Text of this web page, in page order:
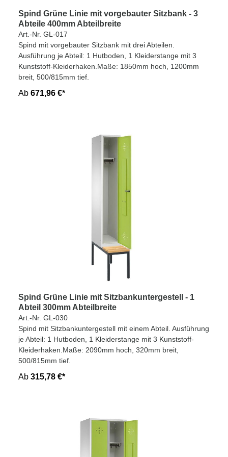
Spind Grüne Linie mit vorgebauter Sitzbank - 3
Abteile 400mm Abteilbreite
Art.-Nr. GL-017
Spind mit vorgebauter Sitzbank mit drei Abteilen.
Ausführung je Abteil: 1 Hutboden, 1 Kleiderstange mit 3
Kunststoff-Kleiderhaken.Maße: 1850mm hoch, 1200mm
breit, 500/815mm tief.
Ab 671,96 €*
Spind Grüne Linie mit Sitzbankuntergestell - 1
Abteil 300mm Abteilbreite
Art.-Nr. GL-030
Spind mit Sitzbankuntergestell mit einem Abteil. Ausführung
je Abteil: 1 Hutboden, 1 Kleiderstange mit 3 Kunststoff-
Kleiderhaken.Maße: 2090mm hoch, 320mm breit,
500/815mm tief.
Ab 315,78 €*